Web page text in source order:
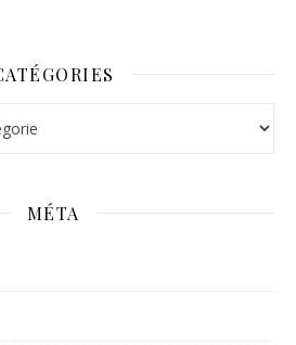
MÉTA